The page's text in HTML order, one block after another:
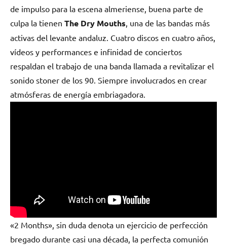
de impulso para la escena almeriense, buena parte de
culpa la tienen The Dry Mouths , una de las bandas más
activas del levante andaluz. Cuatro discos en cuatro años,
vídeos y performances e infinidad de conciertos
respaldan el trabajo de una banda llamada a revitalizar el
sonido stoner de los 90. Siempre involucrados en crear
atmósferas de energía embriagadora.
«2 Months», sin duda denota un ejercicio de perfección
bregado durante casi una década, la perfecta comunión